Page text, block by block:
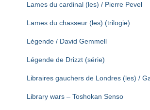
Lames du cardinal (les) / Pierre Pevel
Lames du chasseur (les) (trilogie)
Légende / David Gemmell
Légende de Drizzt (série)
Libraires gauchers de Londres (les) /
Library wars – Toshokan Senso